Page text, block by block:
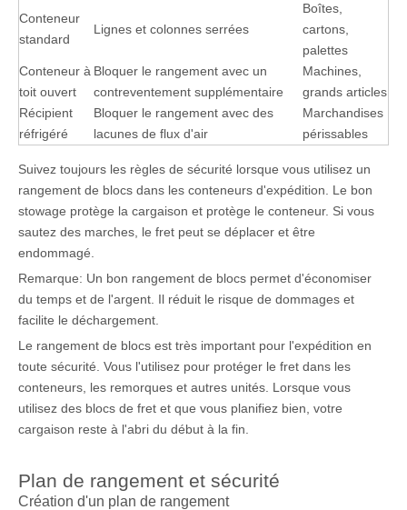
Conteneur
standard
Lignes et colonnes serrées
Boîtes,
cartons,
palettes
Conteneur à
toit ouvert
Bloquer le rangement avec un
contreventement supplémentaire
Machines,
grands articles
Récipient
réfrigéré
Bloquer le rangement avec des
lacunes de flux d'air
Marchandises
périssables
Suivez toujours les règles de sécurité lorsque vous utilisez un
rangement de blocs dans les conteneurs d'expédition. Le bon
stowage protège la cargaison et protège le conteneur. Si vous
sautez des marches, le fret peut se déplacer et être
endommagé.
Remarque: Un bon rangement de blocs permet d'économiser
du temps et de l'argent. Il réduit le risque de dommages et
facilite le déchargement.
Le rangement de blocs est très important pour l'expédition en
toute sécurité. Vous l'utilisez pour protéger le fret dans les
conteneurs, les remorques et autres unités. Lorsque vous
utilisez des blocs de fret et que vous planifiez bien, votre
cargaison reste à l'abri du début à la fin.
Plan de rangement et sécurité
Création d'un plan de rangement